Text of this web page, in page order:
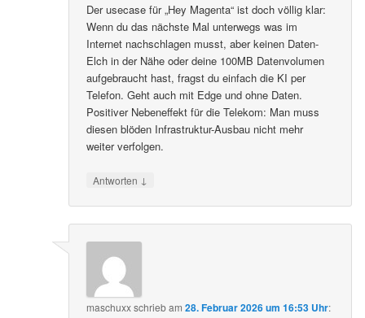
Der usecase für „Hey Magenta“ ist doch völlig klar:
Wenn du das nächste Mal unterwegs was im
Internet nachschlagen musst, aber keinen Daten-
Elch in der Nähe oder deine 100MB Datenvolumen
aufgebraucht hast, fragst du einfach die KI per
Telefon. Geht auch mit Edge und ohne Daten.
Positiver Nebeneffekt für die Telekom: Man muss
diesen blöden Infrastruktur-Ausbau nicht mehr
weiter verfolgen.
Antworten ↓
maschuxxschriebam28. Februar 2026 um 16:53 Uhr: